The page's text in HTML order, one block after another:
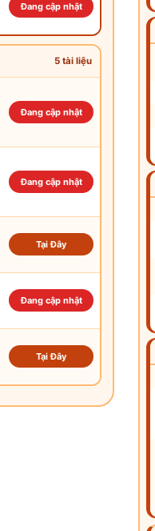
Đang cập nhật
5 tài liệu
Đang cập nhật
Đang cập nhật
Tại Đây
Đang cập nhật
Tại Đây